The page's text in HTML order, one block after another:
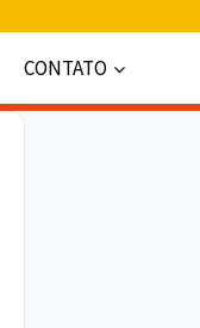
CONTATO